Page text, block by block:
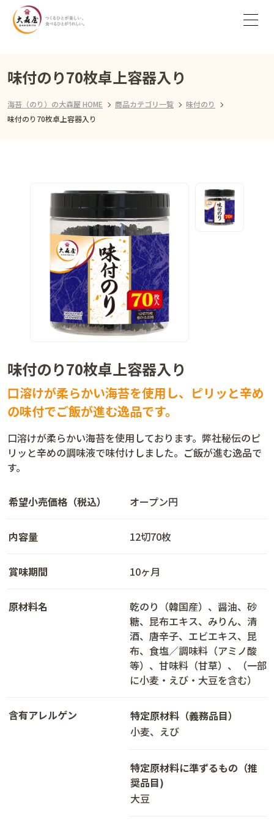
味付のり70枚卓上容器入り
海苔（のり）の大森屋 HOME 商品カテゴリ一覧
味付のり
味付のり70枚卓上容器入り
味付のり70枚卓上容器入り
口溶けが柔らかい海苔を使用し、ピリッと辛め
の味付でご飯が進む逸品です。
口溶けが柔らかい海苔を使用しております。弊社秘伝のピ
リッと辛めの調味液で味付けしました。ご飯が進む逸品で
す。
希望小売価格（税込） オープン円
内容量 12切70枚
賞味期間 10ヶ月
原材料名
乾のり（韓国産）、醤油、砂
糖、昆布エキス、みりん、清
酒、唐辛子、エビエキス、昆
布、食塩／調味料（アミノ酸
等）、甘味料（甘草）、（一部
に小麦・えび・大豆を含む）
含有アレルゲン
特定原材料（義務品目）
小麦、えび
特定原材料に準ずるもの（推
奨品目)
大豆